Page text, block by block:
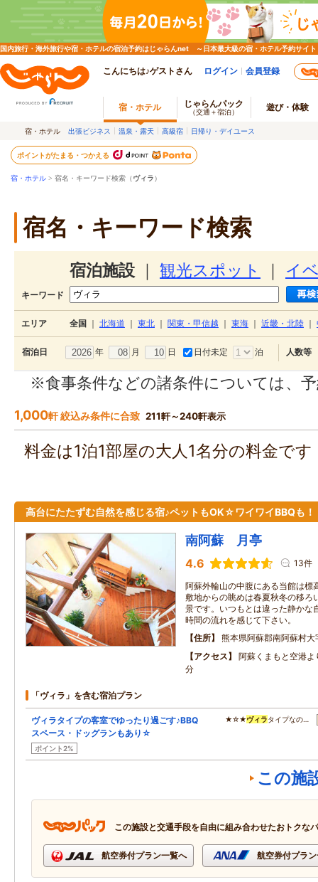
国内旅行・海外旅行や宿・ホテルの宿泊予約はじゃらんnet ～日本最大級の宿・ホテル予約サイト
こんにちは♪ゲストさん ログイン 会員登録
宿・ホテル じゃらんパック
（交通＋宿泊） 遊び・体験
宿・ホテル 出張ビジネス 温泉・露天 高級宿 日帰り・デイユース
ポイントがたまる・つかえる
宿・ホテル > 宿名・キーワード検索（ヴィラ）
宿名・キーワード検索
宿泊施設 観光スポット イ
キーワード
エリア 全国 北海道 東北 関東・甲信越 東海 近畿・北陸
宿泊日 年 月 日 日付未定 泊 人数等
※食事条件などの諸条件については、
1,000軒 絞込み条件に合致 211軒～240軒表示
料金は1泊1部屋の大人1名分の料金で
高台にたたずむ自然を感じる宿♪ペットもOK☆ワイワイBBQも！
南阿蘇 月亭
4.6 13件
阿蘇外輪山の中腹にある当館は
敷地からの眺めは春夏秋冬の移ろ
景です。いつもとは違った静かな
時間の流れを感じて下さい。
住所
熊本県阿蘇郡南阿蘇村
アクセス
阿蘇くまもと空港
分
「ヴィラ」を含む宿泊プラン
ヴィラタイプの客室でゆったり過ごす♪BBQ
スペース・ドッグランもあり☆
ポイント2%
★☆★ヴィラタイプなの…
この施
この施設と交通手段を自由に組み合わせたおトクな
航空券付プラン一覧へ 航空券付プラ